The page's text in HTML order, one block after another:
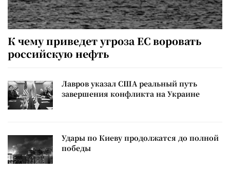
К чему приведет угроза ЕС воровать
российскую нефть
Лавров указал США реальный путь
завершения конфликта на Украине
Удары по Киеву продолжатся до полной
победы